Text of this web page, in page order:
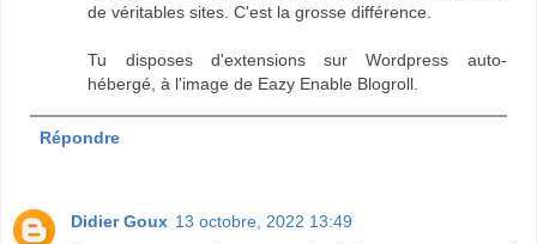
de véritables sites. C'est la grosse différence.
Tu disposes d'extensions sur Wordpress auto-
hébergé, à l'image de Eazy Enable Blogroll.
Répondre
Didier Goux 13 octobre, 2022 13:49